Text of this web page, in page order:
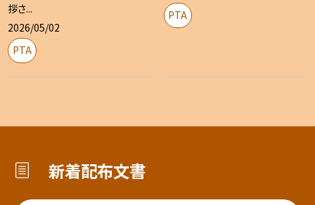
拶さ...
2026/05/02
PTA
PTA
新着配布文書